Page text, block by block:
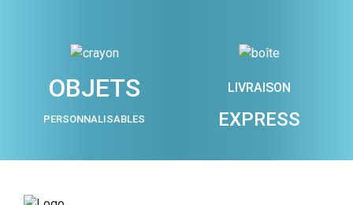
OBJETS
PERSONNALISABLES
LIVRAISON
EXPRESS